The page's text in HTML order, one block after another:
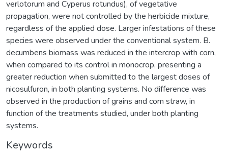
verlotorum and Cyperus rotundus), of vegetative
propagation, were not controlled by the herbicide mixture,
regardless of the applied dose. Larger infestations of these
species were observed under the conventional system. B.
decumbens biomass was reduced in the intercrop with corn,
when compared to its control in monocrop, presenting a
greater reduction when submitted to the largest doses of
nicosulfuron, in both planting systems. No difference was
observed in the production of grains and corn straw, in
function of the treatments studied, under both planting
systems.
Keywords